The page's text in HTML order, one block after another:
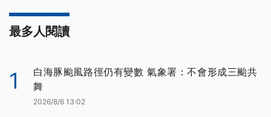
最多人閱讀
1
白海豚颱風路徑仍有變數 氣象署：不會形成三颱共
舞
2026/8/6 13:02